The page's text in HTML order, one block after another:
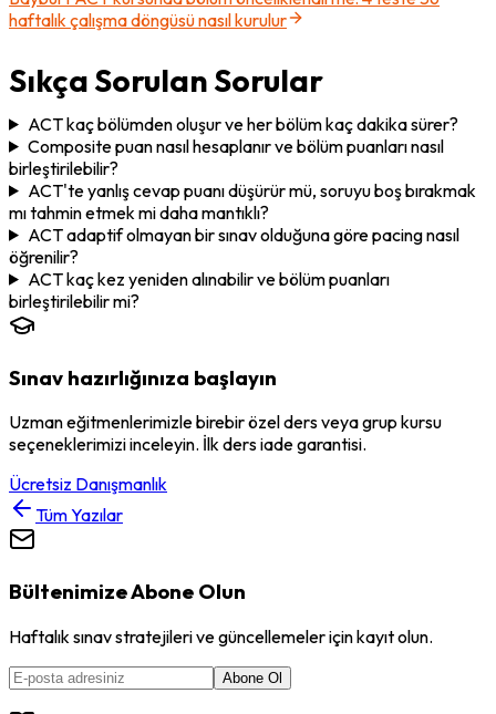
haftalık çalışma döngüsü nasıl kurulur
Sıkça Sorulan Sorular
ACT kaç bölümden oluşur ve her bölüm kaç dakika sürer?
Composite puan nasıl hesaplanır ve bölüm puanları nasıl
birleştirilebilir?
ACT'te yanlış cevap puanı düşürür mü, soruyu boş bırakmak
mı tahmin etmek mi daha mantıklı?
ACT adaptif olmayan bir sınav olduğuna göre pacing nasıl
öğrenilir?
ACT kaç kez yeniden alınabilir ve bölüm puanları
birleştirilebilir mi?
Sınav hazırlığınıza başlayın
Uzman eğitmenlerimizle birebir özel ders veya grup kursu
seçeneklerimizi inceleyin. İlk ders iade garantisi.
Ücretsiz Danışmanlık
Tüm Yazılar
Bültenimize Abone Olun
Haftalık sınav stratejileri ve güncellemeler için kayıt olun.
Abone Ol